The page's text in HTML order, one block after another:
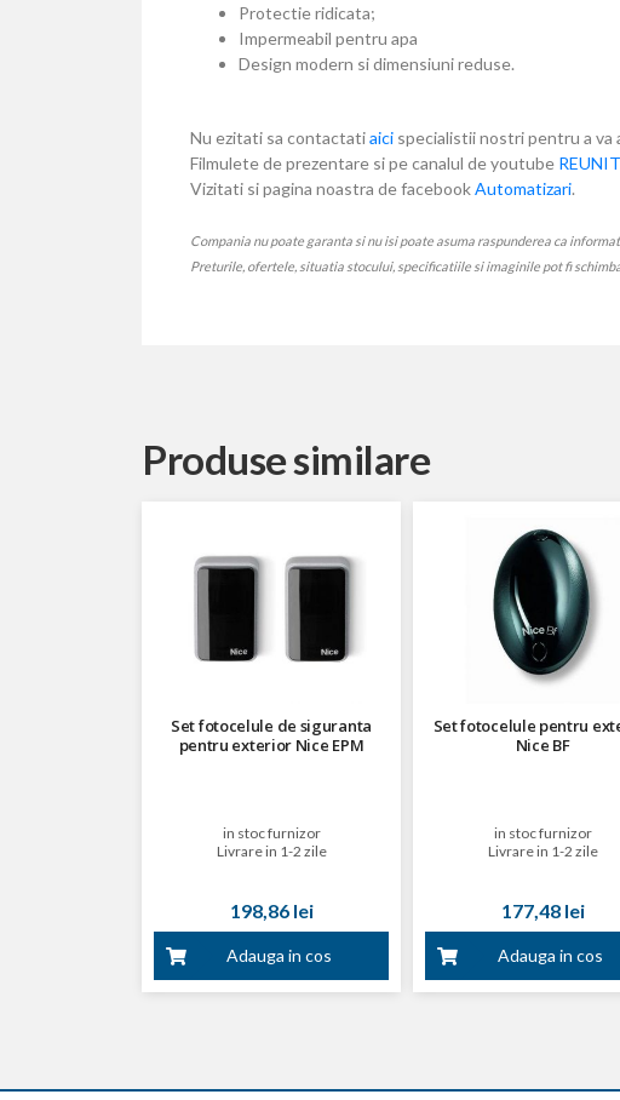
Protectie ridicata;
Impermeabil pentru apa
Design modern si dimensiuni reduse.
Nu ezitati sa contactatiaici specialistii nostri pentru a va
Filmulete de prezentare si pe canalul de youtube REUNIT
Vizitati si pagina noastra de facebookAutomatizari.
Compania nu poate garanta si nu isi poate asuma raspunderea ca
Preturile, ofertele, situatia stocului, specificatiile si imaginile pot fi
Produse similare
Set fotocelule de siguranta
pentru exterior Nice EPM
in stoc furnizor
Livrare in 1-2 zile
198,86 lei
Adauga in cos
Set fotocelule pentru
Nice BF
in stoc furnizor
Livrare in 1-2 zile
177,48 lei
Adauga in cos